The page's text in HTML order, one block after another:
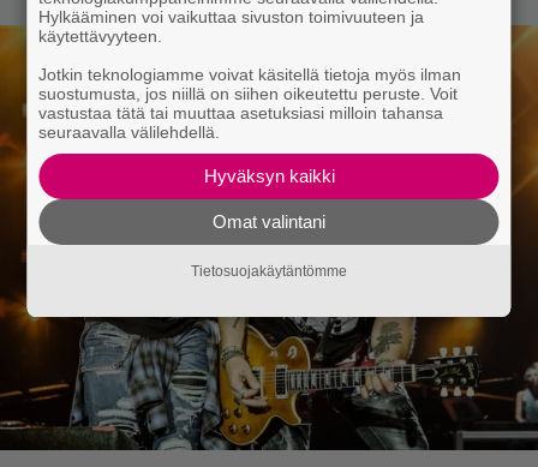
Hylkääminen voi vaikuttaa sivuston toimivuuteen ja
käytettävyyteen.
Jotkin teknologiamme voivat käsitellä tietoja myös ilman
suostumusta, jos niillä on siihen oikeutettu peruste. Voit
vastustaa tätä tai muuttaa asetuksiasi milloin tahansa
seuraavalla välilehdellä.
Hyväksyn kaikki
Omat valintani
Tietosuojakäytäntömme